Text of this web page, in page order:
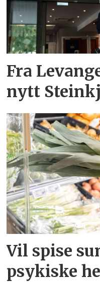
Fra
nytt
Vil spise
psykiske